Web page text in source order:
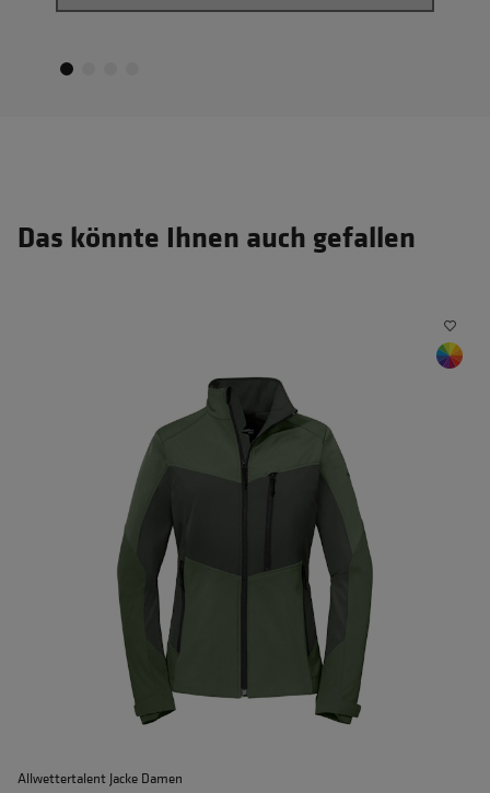
Das könnte Ihnen auch gefallen
Allwettertalent Jacke Damen